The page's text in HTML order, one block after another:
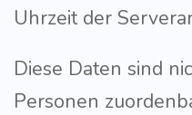
Uhrzeit der
Diese Daten sind
Personen